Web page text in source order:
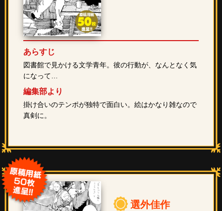
あらすじ
図書館で見かける文学青年。彼の行動が、なんとなく気
になって…
編集部より
掛け合いのテンポが独特で面白い。絵はかなり雑なので
真剣に。
選外佳作